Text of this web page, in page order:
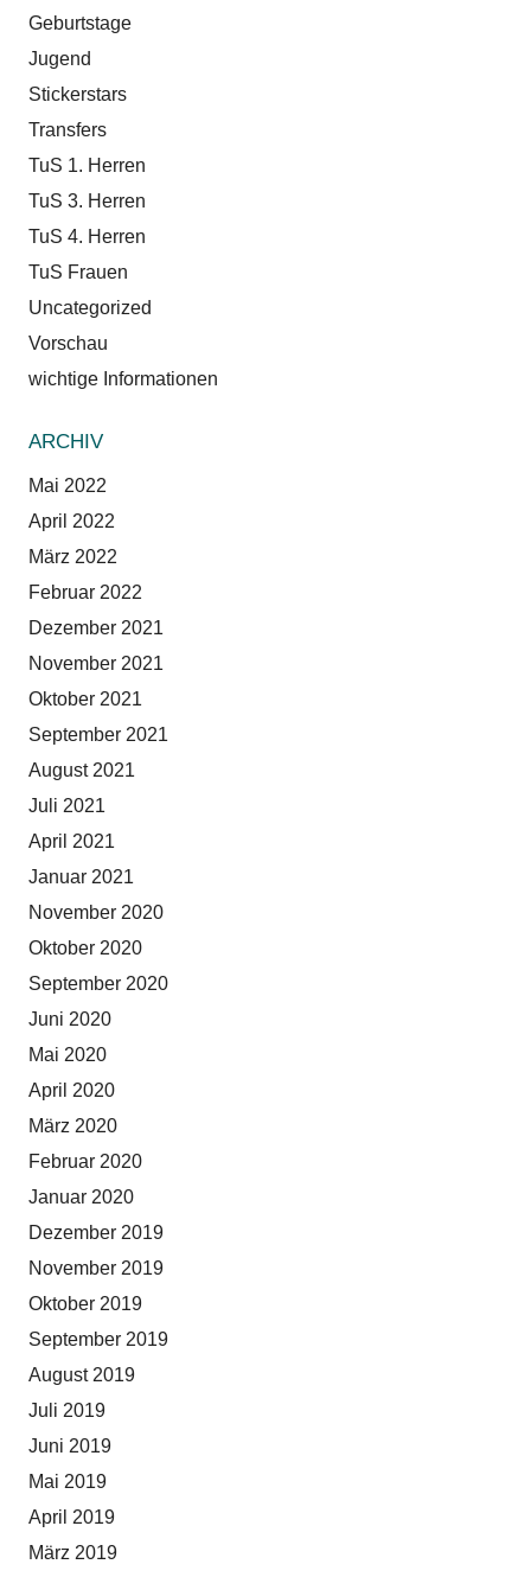
Geburtstage
Jugend
Stickerstars
Transfers
TuS 1. Herren
TuS 3. Herren
TuS 4. Herren
TuS Frauen
Uncategorized
Vorschau
wichtige Informationen
ARCHIV
Mai 2022
April 2022
März 2022
Februar 2022
Dezember 2021
November 2021
Oktober 2021
September 2021
August 2021
Juli 2021
April 2021
Januar 2021
November 2020
Oktober 2020
September 2020
Juni 2020
Mai 2020
April 2020
März 2020
Februar 2020
Januar 2020
Dezember 2019
November 2019
Oktober 2019
September 2019
August 2019
Juli 2019
Juni 2019
Mai 2019
April 2019
März 2019